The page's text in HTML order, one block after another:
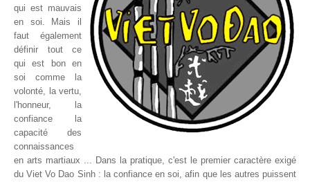
Thema
Découvrir
qui est mauvais
en soi. Mais il
faut également
définir tout ce
qui est bon en
soi comme la
volonté, la vertu,
l'honneur, la
confiance la
capacité des
connaissances
en arts martiaux ... Dans la pratique, c'est le premier caractère exigé
du Viet Vo Dao Sinh : la confiance en soi, afin que les autres puissent